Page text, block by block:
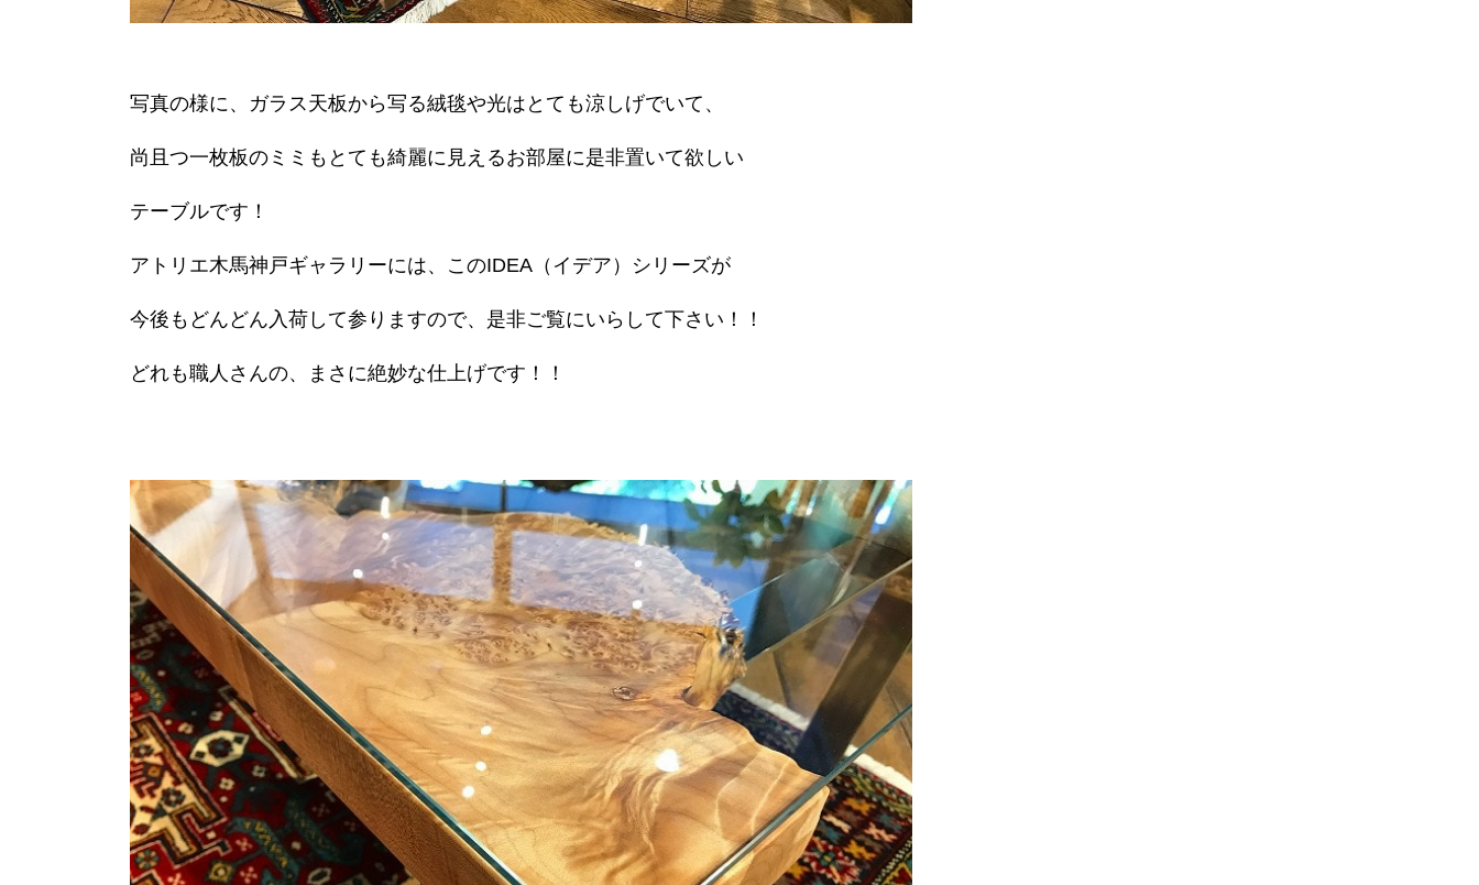
写真の様に、ガラス天板から写る絨毯や光はとても涼しげでいて、
尚且つ一枚板のミミもとても綺麗に見えるお部屋に是非置いて欲しい
テーブルです！
アトリエ木馬神戸ギャラリーには、このIDEA（イデア）シリーズが
今後もどんどん入荷して参りますので、是非ご覧にいらして下さい！！
どれも職人さんの、まさに絶妙な仕上げです！！